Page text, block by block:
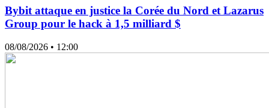
Bybit attaque en justice la Corée du Nord et Lazarus
Group pour le hack à 1,5 milliard $
08/08/2026 • 12:00